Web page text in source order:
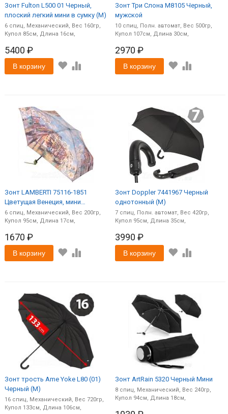
Зонт Fulton L500 01 Черный,
плоский легкий мини в сумку (M)
6спиц Механический
160
85
16
5400 ₽
В корзину
Зонт Три Слона M8105 Черный,
мужской
10 спиц Полн. автомат
500
107
30
2970 ₽
В корзину
Зонт LAMBERTI 75116-1851
Цветущая Венеция, мини
облегченный (M)
6спиц Механический
200
95
17
1670 ₽
В корзину
Зонт Doppler 7441967 Черный
однотонный (M)
7 спиц Полн. автомат
420
95
35
3990 ₽
В корзину
Зонт трость Ame Yoke L80 (01)
Черный (M)
16спиц Механический
720
133
106
Зонт ArtRain 5320 Черный Мини
8 спиц Механический
240
94
18